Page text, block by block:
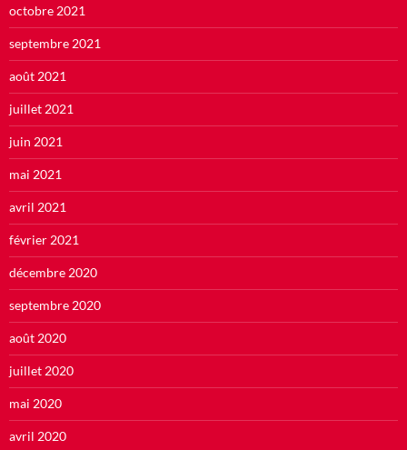
octobre 2021
septembre 2021
août 2021
juillet 2021
juin 2021
mai 2021
avril 2021
février 2021
décembre 2020
septembre 2020
août 2020
juillet 2020
mai 2020
avril 2020